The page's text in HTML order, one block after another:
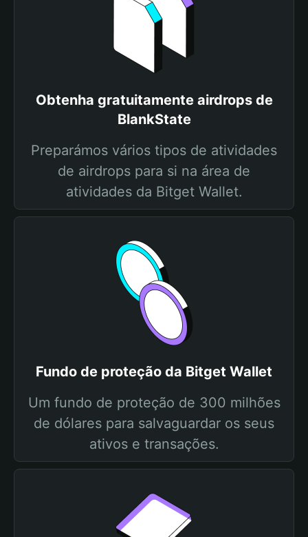
Obtenha gratuitamente airdrops de
BlankState
Preparámos vários tipos de atividades
de airdrops para si na área de
atividades da Bitget Wallet.
Fundo de proteção da Bitget Wallet
Um fundo de proteção de 300 milhões
de dólares para salvaguardar os seus
ativos e transações.